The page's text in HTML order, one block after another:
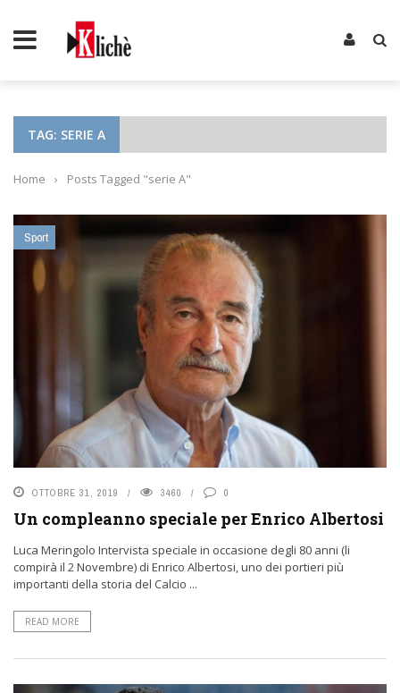
TAG: SERIE A
Home › Posts Tagged "serie A"
Sport
OTTOBRE 31, 2019 3460 0
Un compleanno speciale per Enrico Albertosi
Luca Meringolo Intervista speciale in occasione degli 80 anni (li
compirà il 2 Novembre) di Enrico Albertosi, uno dei portieri più
importanti della storia del Calcio ...
READ MORE